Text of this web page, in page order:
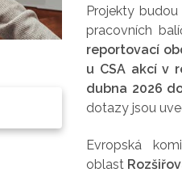
Projekty
pracovních
reportovací
u CSA akcí v
dubna 2026
dotazy jsou
Evropská
oblast